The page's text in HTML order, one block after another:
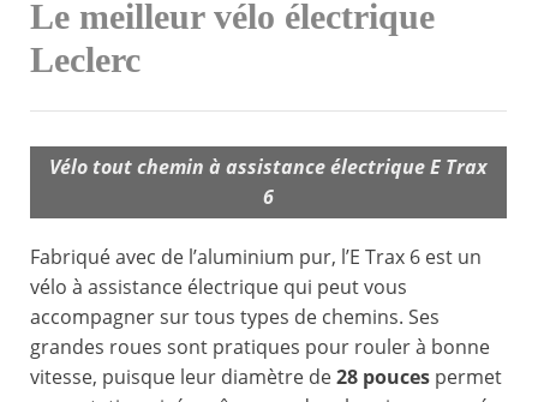
Le meilleur vélo électrique
Leclerc
Vélo tout chemin à assistance électrique E Trax
6
Fabriqué avec de l’aluminium pur, l’E Trax 6 est un
vélo à assistance électrique qui peut vous
accompagner sur tous types de chemins. Ses
grandes roues sont pratiques pour rouler à bonne
vitesse, puisque leur diamètre de28 pouces permet